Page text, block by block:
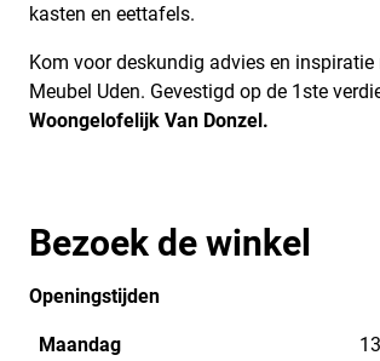
kasten en eettafels.
Kom voor deskundig advies en
Meubel Uden. Gevestigd op de 1ste
Woongelofelijk Van Donzel.
Bezoek de winkel
Openingstijden
Maandag